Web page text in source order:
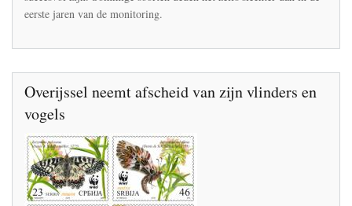
eerste jaren van de monitoring.
Overijssel neemt afscheid van zijn vlinders en
vogels